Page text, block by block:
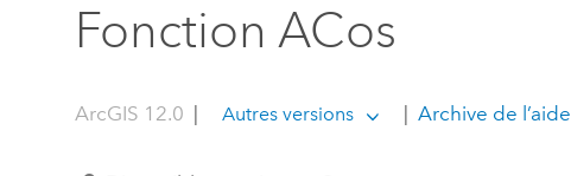
Fonction ACos
ArcGIS 12.0 | Autres versions | Archive de l’aide